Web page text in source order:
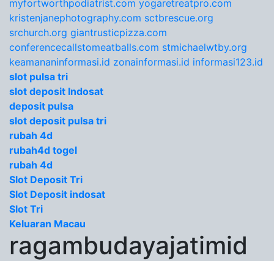
myfortworthpodiatrist.com yogaretreatpro.com
kristenjanephotography.com sctbrescue.org
srchurch.org giantrusticpizza.com
conferencecallstomeatballs.com stmichaelwtby.org
keamananinformasi.id zonainformasi.id informasi123.id
slot pulsa tri
slot deposit Indosat
deposit pulsa
slot deposit pulsa tri
rubah 4d
rubah4d togel
rubah 4d
Slot Deposit Tri
Slot Deposit indosat
Slot Tri
Keluaran Macau
ragambudayajatimid